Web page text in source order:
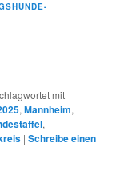
mit
,Mannheim,
,
|Schreibe einen